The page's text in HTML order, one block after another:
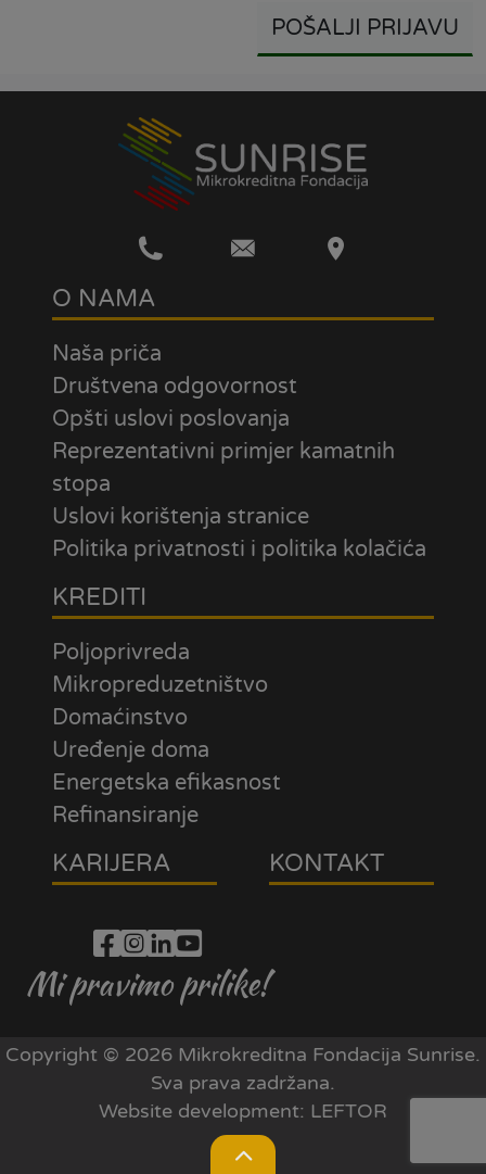
POŠALJI PRIJAVU
O NAMA
Naša priča
Društvena odgovornost
Opšti uslovi poslovanja
Reprezentativni primjer kamatnih
stopa
Uslovi korištenja stranice
Politika privatnosti i politika kolačića
KREDITI
Poljoprivreda
Mikropreduzetništvo
Domaćinstvo
Uređenje doma
Energetska efikasnost
Refinansiranje
KARIJERA KONTAKT
Mi pravimo prilike!
Copyright © 2026 Mikrokreditna Fondacija Sunrise.
Sva prava zadržana.
Website development: LEFTOR